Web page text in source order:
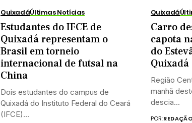
QuixadáÚltimas Notícias
Estudantes do IFCE de
Quixadá representam o
Brasil em torneio
internacional de futsal na
China
Dois estudantes do campus de
Quixadá do Instituto Federal do Ceará
(IFCE)...
Quixadá
Carro
capota
do
Quixadá
Região
manhã
descia...
POR: